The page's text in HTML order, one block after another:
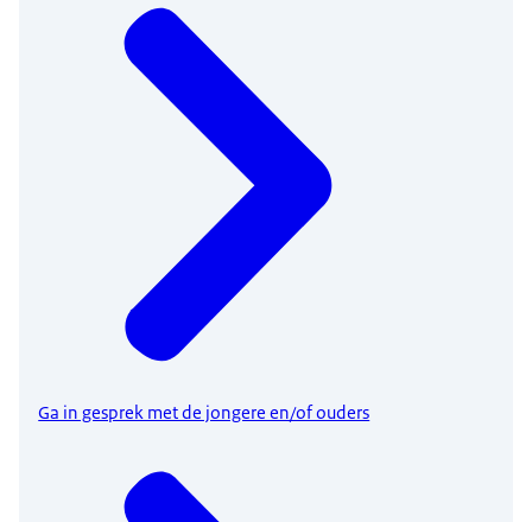
Ga in gesprek met de jongere en/of ouders